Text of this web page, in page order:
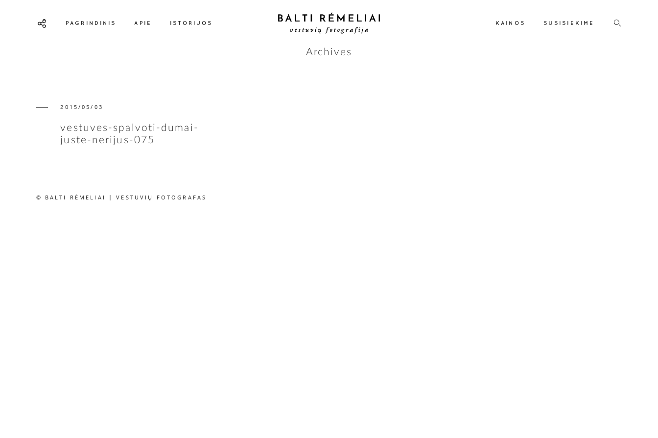
PAGRINDINIS APIE ISTORIJOS KAINOS SUSISIEKIME
Archives
2015/05/03
vestuves-spalvoti-dumai-
juste-nerijus-075
© BALTI RĖMELIAI | VESTUVIŲ FOTOGRAFAS